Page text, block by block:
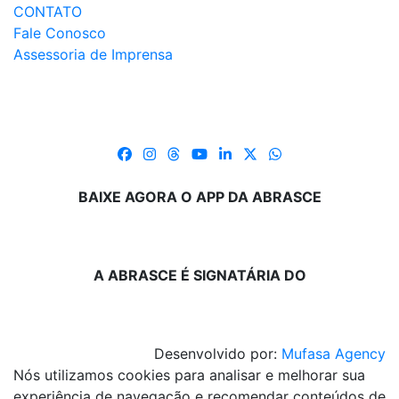
CONTATO
Fale Conosco
Assessoria de Imprensa
BAIXE AGORA O APP DA ABRASCE
A ABRASCE É SIGNATÁRIA DO
Desenvolvido por: Mufasa Agency
Nós utilizamos cookies para analisar e melhorar sua